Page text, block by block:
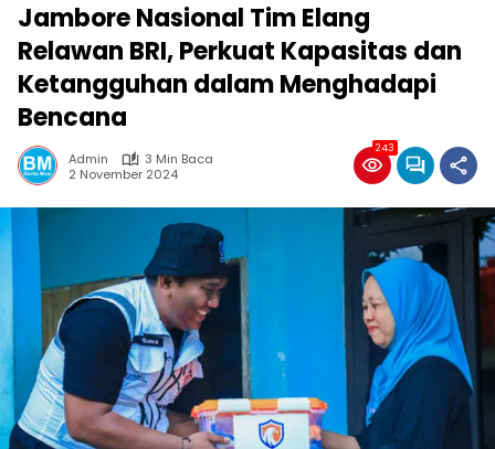
Jambore Nasional Tim Elang
Relawan BRI, Perkuat Kapasitas dan
Ketangguhan dalam Menghadapi
Bencana
Admin
3 Min Baca
2 November 2024
243